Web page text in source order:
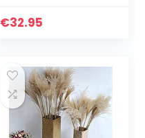
€32.95